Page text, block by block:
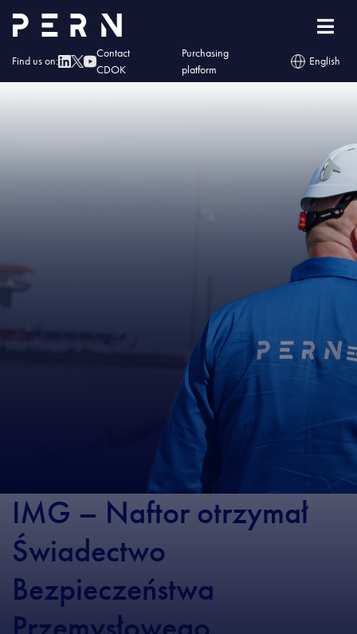
Find us on:
Contact
CDOK
Purchasing
platform
English
Home »IMG – Naftor otrzymał Świadectwo Bezpieczeństwa Przemysłowego
IMG – Naftor otrzymał
Świadectwo
Bezpieczeństwa